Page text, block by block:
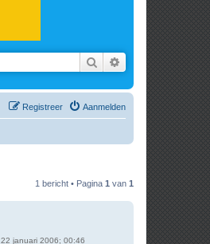
Zoek Uitgebreid zoeken
Aanmelden
Registreer
1 bericht • Pagina 1 van 1
22 januari 2006; 00:46